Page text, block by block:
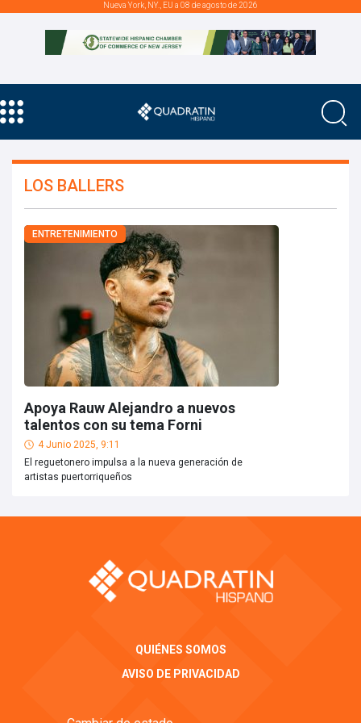
Nueva York, NY., EU a 08 de agosto de 2026
LOS BALLERS
ENTRETENIMIENTO
Apoya Rauw Alejandro a nuevos
talentos con su tema Forni
4 Junio 2025, 9:11
El reguetonero impulsa a la nueva generación de
artistas puertorriqueños
QUIÉNES SOMOS
AVISO DE PRIVACIDAD